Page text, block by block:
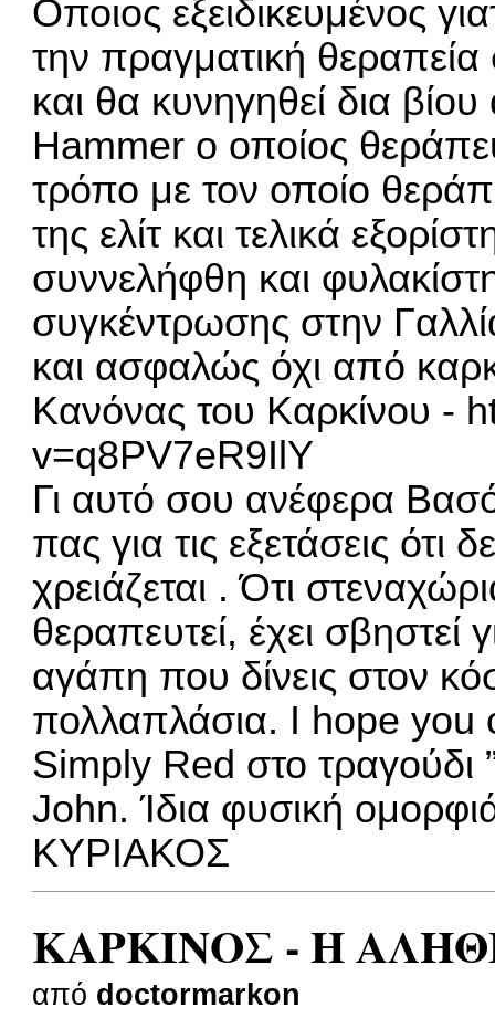
Οποιος εξειδικευμένος
την πραγματική
και θα κυνηγηθεί δια
Ηammer ο οποίος
τρόπο με τον οποίο
της ελίτ και τελικά
συννελήφθη και
συγκέντρωσης στην
και ασφαλώς όχι από
Κανόνας του Καρκίνου -
v=q8PV7eR9IlY
Γι αυτό σου ανέφερα
πας για τις εξετάσεις ότι
χρειάζεται . Ότι
θεραπευτεί, έχει
αγάπη που δίνεις στον
πολλαπλάσια. I hope you
Simply Red στο
John. Ίδια φυσική
ΚΥΡΙΑΚΟΣ
ΚΑΡΚΙΝΟΣ - Η
από doctormarkon